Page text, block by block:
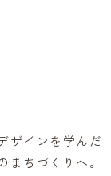
ザインを学んだ
まちづくりへ。